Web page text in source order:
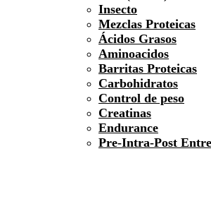
Insecto
Mezclas Proteicas
Ácidos Grasos
Aminoacidos
Barritas Proteicas
Carbohidratos
Control de peso
Creatinas
Endurance
Pre-Intra-Post